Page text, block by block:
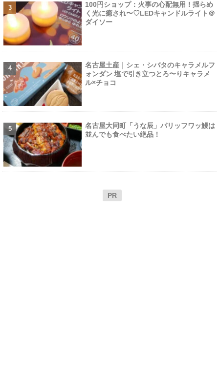
100円ショップ：火事の心配無用！揺らめ
く光に癒され〜♡LEDキャンドルライト＠
ダイソー
名古屋土産｜シェ・シバタのキャラメルフ
ォンダン 塩で引き立つとろ〜りキャラメ
ル×チョコ
名古屋大同町「うな辰」パリッフワッ鰻は
並んでも食べたい絶品！
PR